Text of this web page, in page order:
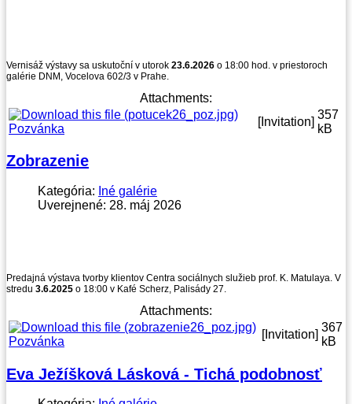
Vernisáž výstavy sa uskutoční v utorok 23.6.2026 o 18:00 hod. v priestoroch
galérie DNM, Vocelova 602/3 v Prahe.
Attachments:
Pozvánka
[Invitation]
357
kB
Zobrazenie
Kategória: Iné galérie
Uverejnené: 28. máj 2026
Predajná výstava tvorby klientov Centra sociálnych služieb prof. K. Matulaya. V
stredu 3.6.2025 o 18:00 v Kafé Scherz, Palisády 27.
Attachments:
Pozvánka
[Invitation]
367
kB
Eva Ježíšková Lásková - Tichá podobnosť